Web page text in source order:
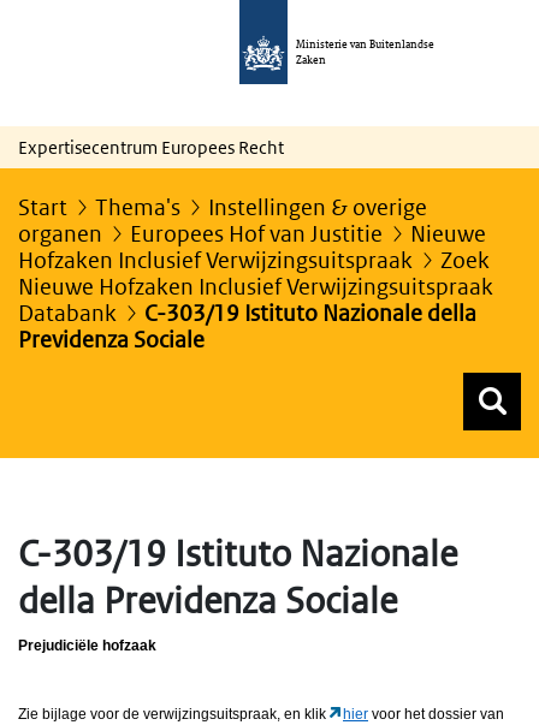
Ministerie van Buitenlandse
Zaken
Expertisecentrum Europees Recht
Start Thema's
Instellingen & overige
organen
Europees Hof van Justitie
Nieuwe
Hofzaken Inclusief Verwijzingsuitspraak
Zoek
Nieuwe Hofzaken Inclusief Verwijzingsuitspraak
Databank
C-303/19 Istituto Nazionale della
Previdenza Sociale
C-303/19 Istituto Nazionale
della Previdenza Sociale
Prejudiciële hofzaak
Zie bijlage voor de verwijzingsuitspraak, en klik hier voor het dossier van